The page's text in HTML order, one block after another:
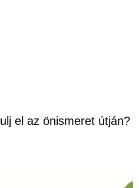
el az önismeret útján?